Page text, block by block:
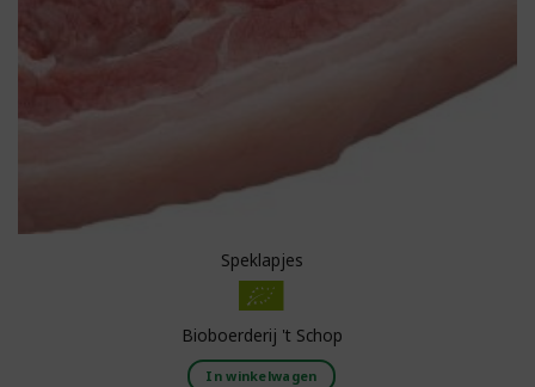
Speklapjes
Bioboerderij 't Schop
In winkelwagen